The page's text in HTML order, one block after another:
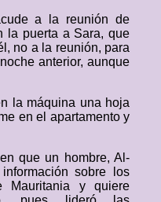
a la reunión de
la puerta a Sara, que
no a la reunión, para
anterior, aunque
la máquina una hoja
en el apartamento y
que un hombre, Al-
sobre los
Mauritania y quiere